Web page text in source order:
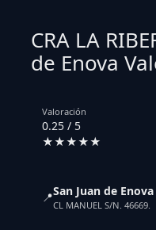
CRA LA
de Enova
Valoración
0.25 / 5
★★★★★
📍San Juan de Enova
CL MANUEL S/N. 46669.